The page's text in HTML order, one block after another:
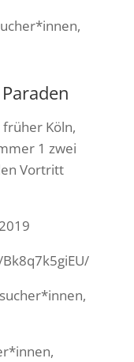
Köln,
1 zwei
Vortritt